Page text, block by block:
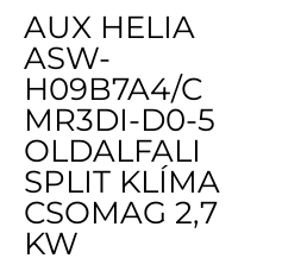
AUX HELIA
ASW-
H09B7A4/C
MR3DI-D0-5
OLDALFALI
SPLIT KLÍMA
CSOMAG 2,7
KW